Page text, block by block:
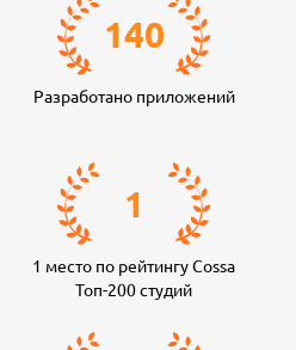
140
Разработано приложений
1
1 место по рейтингу Cossa
Топ-200 студий